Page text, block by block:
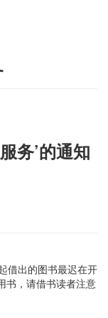
务’的通知
借出的图书最迟在开
书，请借书读者注意